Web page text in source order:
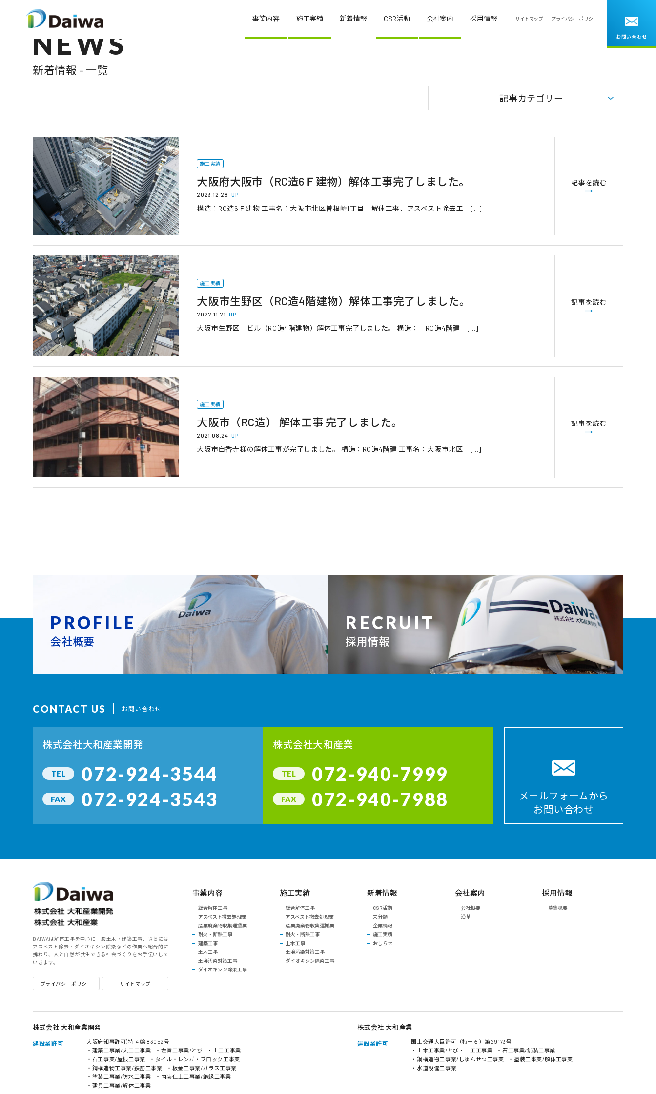
事業内容 施工実績 新着情報 CSR活動 会社案内 採用情報 サイトマップ プライバシーポリシー
お問い合わせ
NEWS
新着情報 - 一覧
記事カテゴリー
施工実績
大阪府大阪市（RC造6Ｆ建物）解体工事完了しました。
2023.12.28 UP
構造：RC造6Ｆ建物 工事名：大阪市北区曽根崎1丁目 解体工事、アスベスト除去工 [...]
記事を読む
施工実績
大阪市生野区（RC造4階建物）解体工事完了しました。
2022.11.21 UP
大阪市生野区 ビル（RC造4階建物）解体工事完了しました。 構造： RC造4階建 [...]
記事を読む
施工実績
大阪市（RC造） 解体工事 完了しました。
2021.08.24 UP
大阪市自香寺様の解体工事が完了しました。 構造：RC造4階建 工事名：大阪市北区 [...]
記事を読む
PROFILE
会社概要
RECRUIT
採用情報
CONTACT US お問い合わせ
株式会社大和産業開発
TEL 072-924-3544
FAX 072-924-3543
株式会社大和産業
TEL 072-940-7999
FAX 072-940-7988
メールフォームから
お問い合わせ
DAIWAは解体工事を中心に一般土木・建築工事、さらには
アスベスト除去・ダイオキシン除染などの作業へ総合的に
携わり、人と自然が共生できる社会づくりをお手伝いして
いきます。
プライバシーポリシー サイトマップ
事業内容
総合解体工事
アスベスト撤去処理業
産業廃棄物収集運搬業
耐火・断熱工事
建築工事
土木工事
土壌汚染対策工事
ダイオキシン除染工事
施工実績
総合解体工事
アスベスト撤去処理業
産業廃棄物収集運搬業
耐火・断熱工事
土木工事
土壌汚染対策工事
ダイオキシン除染工事
新着情報
CSR活動
未分類
企業情報
施工実績
おしらせ
会社案内
会社概要
沿革
採用情報
募集概要
株式会社 大和産業開発
建設業許可
大阪府知事許可(特-4)第83052号
・建築工事業/大工工事業
・左官工事業/とび
・土工工事業
・石工事業/屋根工事業
・タイル・レンガ・ブロック工事業
・鋼構造物工事業/鉄筋工事業
・板金工事業/ガラス工事業
・塗装工事業/防水工事業
・内装仕上工事業/絶縁工事業
・建具工事業/解体工事業
株式会社 大和産業
建設業許可
国土交通大臣許可（特－６）第29173号
・土木工事業/とび・土工工事業
・石工事業/舗装工事業
・鋼構造物工事業/しゆんせつ工事業
・塗装工事業/解体工事業
・水道設備工事業